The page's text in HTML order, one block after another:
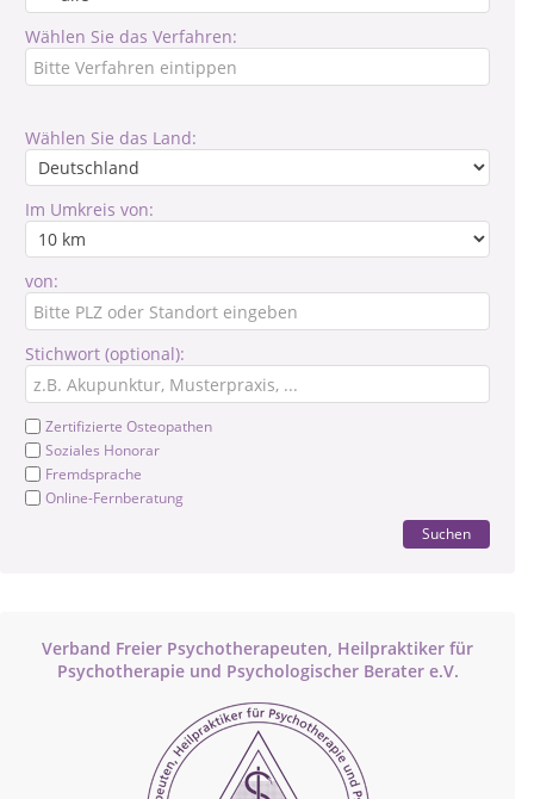
Wählen Sie das Verfahren:
Wählen Sie das Land:
Im Umkreis von:
von:
Stichwort (optional):
Zertifizierte Osteopathen
Soziales Honorar
Fremdsprache
Online-Fernberatung
Suchen
Verband Freier Psychotherapeuten, Heilpraktiker für
Psychotherapie und Psychologischer Berater e.V.